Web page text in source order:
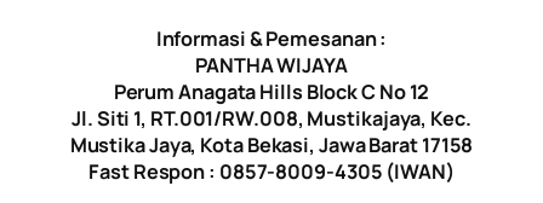
Informasi & Pemesanan :
PANTHA WIJAYA
Perum Anagata Hills Block C No 12
Jl. Siti 1, RT.001/RW.008, Mustikajaya, Kec.
Mustika Jaya, Kota Bekasi, Jawa Barat 17158
Fast Respon : 0857-8009-4305 (IWAN)